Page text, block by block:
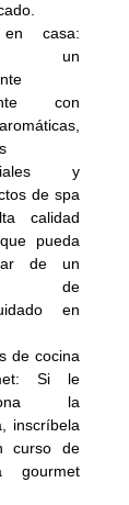
casa:
un
con
y
de spa
calidad
pueda
de un
de
en
de cocina
Si le
la
inscríbela
curso de
gourmet